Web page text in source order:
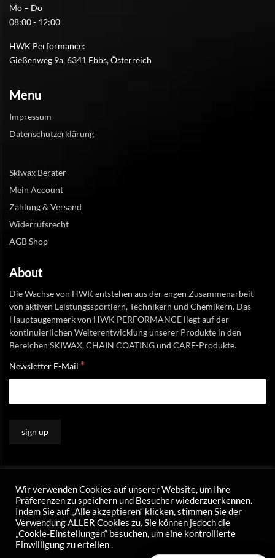
Mo – Do
08:00 - 12:00
HWK Performance:
Gießenweg 9a, 6341 Ebbs, Österreich
Menu
Impressum
Datenschutzerklärung
Skiwax Berater
Mein Account
Zahlung & Versand
Widerrufsrecht
AGB Shop
About
Die Wachse von HWK entstehen aus der engen Zusammenarbeit
von aktiven Leistungssportlern, Technikern und Chemikern. Das
Hauptaugenmerk von HWK PERFORMANCE liegt auf der
kontinuierlichen Weiterentwicklung unserer Produkte in den
Bereichen SKIWAX, CHAIN COATING und CARE-Produkte.
Newsletter E-Mail *
Wir verwenden Cookies auf unserer Website, um Ihre
Präferenzen zu speichern und Besucher wiederzuerkennen.
Indem Sie auf „Alle akzeptieren“ klicken, stimmen Sie der
Verwendung ALLER Cookies zu. Sie können jedoch die
„Cookie-Einstellungen“ besuchen, um eine kontrollierte
Einwilligung zu erteilen .